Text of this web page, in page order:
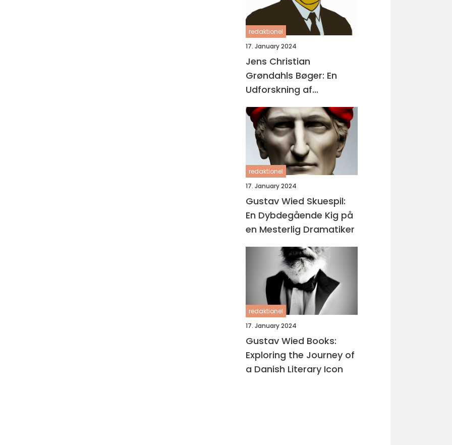
redaktionel
17. January 2024
Jens Christian
Grøndahls Bøger: En
Udforskning af
Litteraturens Mesterlige
Fortællinger
redaktionel
17. January 2024
Gustav Wied Skuespil:
En Dybdegående Kig på
en Mesterlig Dramatiker
redaktionel
17. January 2024
Gustav Wied Books:
Exploring the Journey of
a Danish Literary Icon